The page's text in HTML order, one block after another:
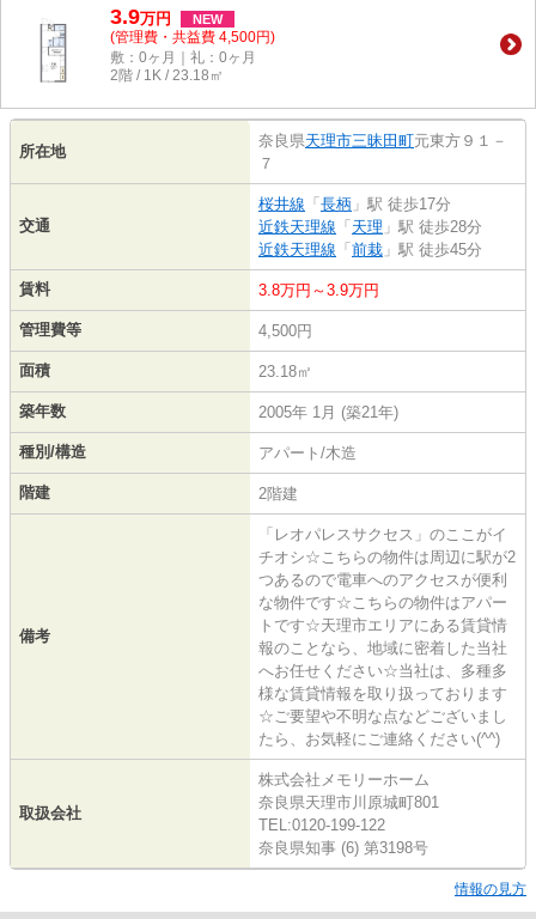
3.9万円 NEW
(管理費・共益費 4,500円)
敷：0ヶ月｜礼：0ヶ月
2階 / 1K / 23.18㎡
所在地
奈良県天理市三昧田町元東方９１－
７
交通
桜井線 「 長柄 」駅 徒歩17分
近鉄天理線 「 天理 」駅 徒歩28分
近鉄天理線 「 前栽 」駅 徒歩45分
賃料 3.8万円～3.9万円
管理費等 4,500円
面積 23.18㎡
築年数 2005年 1月 (築21年)
種別/構造 アパート/木造
階建 2階建
備考
「レオパレスサクセス」のここがイ
チオシ☆こちらの物件は周辺に駅が2
つあるので電車へのアクセスが便利
な物件です☆こちらの物件はアパー
トです☆天理市エリアにある賃貸情
報のことなら、地域に密着した当社
へお任せください☆当社は、多種多
様な賃貸情報を取り扱っております
☆ご要望や不明な点などございまし
たら、お気軽にご連絡ください(^^)
取扱会社
株式会社メモリーホーム
奈良県天理市川原城町801
TEL:0120-199-122
奈良県知事 (6) 第3198号
情報の見方